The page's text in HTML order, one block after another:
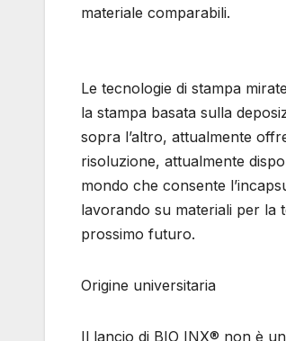
materiale comparabili.
Le tecnologie di stampa
la stampa basata sulla
sopra l’altro, attualmente
risoluzione, attualmente
mondo che consente
lavorando su materiali per la
prossimo futuro.
Origine universitaria
Il lancio di BIO INX® non è